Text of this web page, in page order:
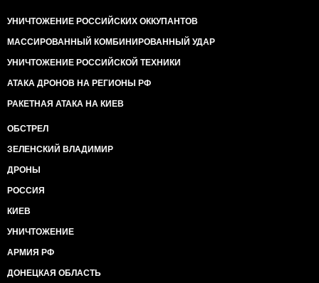
УНИЧТОЖЕНИЕ РОССИЙСКИХ ОККУПАНТОВ
МАССИРОВАННЫЙ КОМБИНИРОВАННЫЙ УДАР
УНИЧТОЖЕНИЕ РОССИЙСКОЙ ТЕХНИКИ
АТАКА ДРОНОВ НА РЕГИОНЫ РФ
РАКЕТНАЯ АТАКА НА КИЕВ
ОБСТРЕЛ
ЗЕЛЕНСКИЙ ВЛАДИМИР
ДРОНЫ
РОССИЯ
КИЕВ
УНИЧТОЖЕНИЕ
АРМИЯ РФ
ДОНЕЦКАЯ ОБЛАСТЬ